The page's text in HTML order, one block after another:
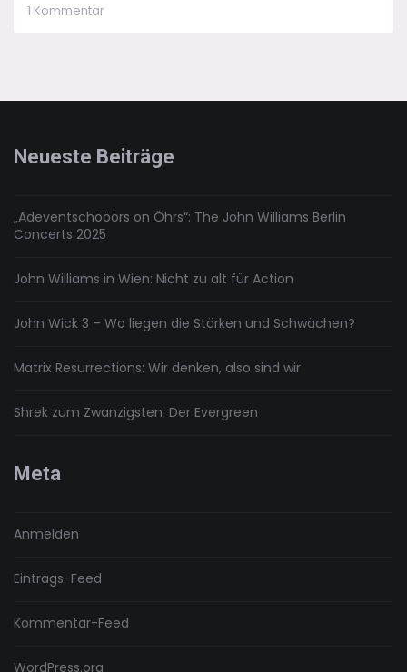
1 Kommentarzu
Death
Neueste Beiträge
„Adeventschööörs on Öhrs“: The John Williams Berlin
Concerts 2025
John Williams in Wien: Nicht zu alt für Action
John Wick 3 – Wo liegen die Stärken und Schwächen?
Matrix Resurrections: Wir denken, also sind wir
Shrek zum Zwanzigsten: Der Evergreen
Meta
Anmelden
Eintrags-Feed
Kommentar-Feed
WordPress.org